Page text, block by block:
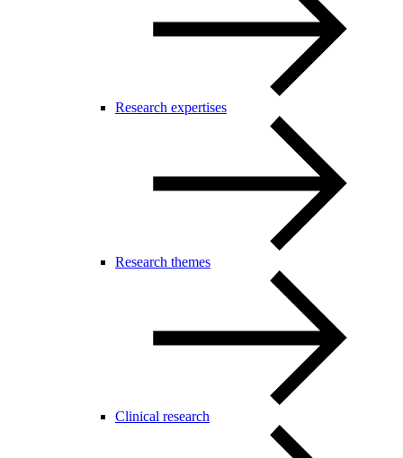
Research expertises
Research themes
Clinical research